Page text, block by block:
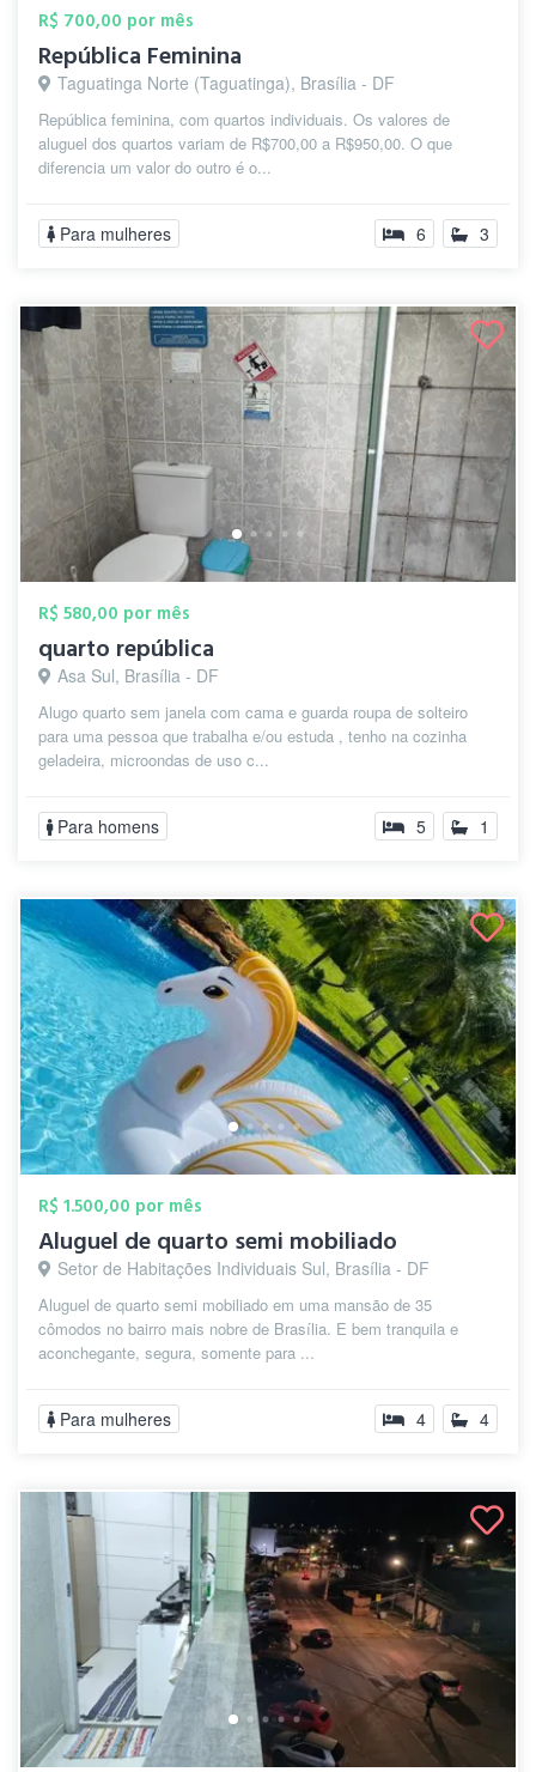
R$ 700,00 por mês
República Feminina
Taguatinga Norte (Taguatinga), Brasília - DF
República feminina, com quartos individuais. Os valores de
aluguel dos quartos variam de R$700,00 a R$950,00. O que
diferencia um valor do outro é o...
Para mulheres 6 3
R$ 580,00 por mês
quarto república
Asa Sul, Brasília - DF
Alugo quarto sem janela com cama e guarda roupa de solteiro
para uma pessoa que trabalha e/ou estuda , tenho na cozinha
geladeira, microondas de uso c...
Para homens 5 1
R$ 1.500,00 por mês
Aluguel de quarto semi mobiliado
Setor de Habitações Individuais Sul, Brasília - DF
Aluguel de quarto semi mobiliado em uma mansão de 35
cômodos no bairro mais nobre de Brasília. E bem tranquila e
aconchegante, segura, somente para ...
Para mulheres 4 4